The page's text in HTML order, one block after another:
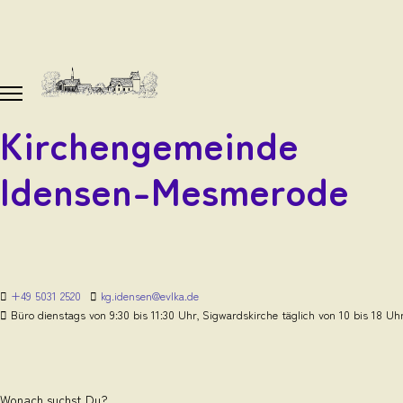
Kirchengemeinde
Idensen-Mesmerode
+49 5031 2520
kg.idensen@evlka.de
Büro dienstags von 9:30 bis 11:30 Uhr, Sigwardskirche täglich von 10 bis 18
Wonach suchst Du?